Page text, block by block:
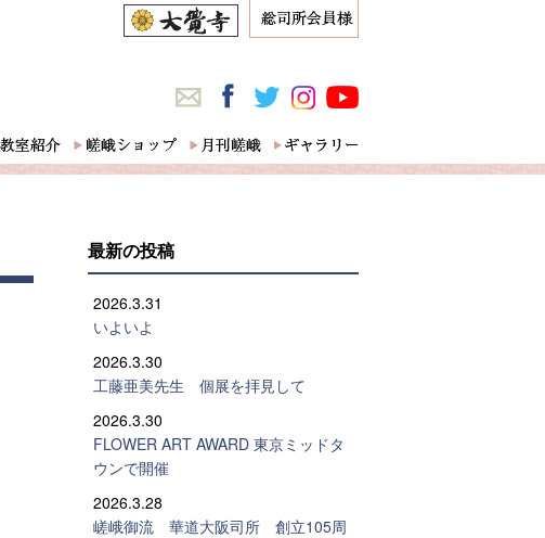
最新の投稿
2026.3.31
いよいよ
2026.3.30
工藤亜美先生 個展を拝見して
2026.3.30
FLOWER ART AWARD 東京ミッドタ
ウンで開催
2026.3.28
嵯峨御流 華道大阪司所 創立105周